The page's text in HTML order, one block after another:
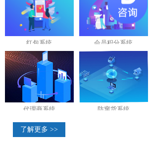
红包系统 会员积分系统
代理商系统 防窜货系统
了解更多 >>